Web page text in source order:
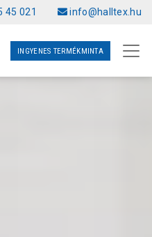
45 021 info@halltex.hu
INGYENES TERMÉKMINTA